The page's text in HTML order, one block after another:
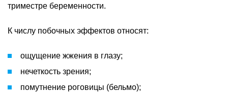
триместре беременности.
К числу побочных эффектов относят:
ощущение жжения в глазу;
нечеткость зрения;
помутнение роговицы (бельмо);